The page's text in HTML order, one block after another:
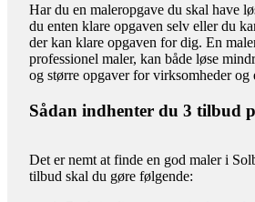
Har du en maleropgave du skal have
du enten klare opgaven selv eller du
der kan klare opgaven for dig. En
professionel maler, kan både løse
og større opgaver for virksomheder og
Sådan indhenter du 3 tilbud
Det er nemt at finde en god maler i
tilbud skal du gøre følgende: